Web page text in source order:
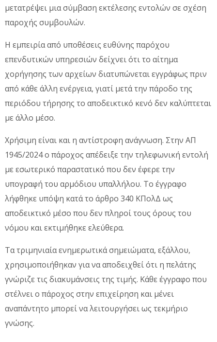
μετατρέψει μια σύμβαση εκτέλεσης εντολών σε σχέση
παροχής συμβουλών.
Η εμπειρία από υποθέσεις ευθύνης παρόχου
επενδυτικών υπηρεσιών δείχνει ότι το αίτημα
χορήγησης των αρχείων διατυπώνεται εγγράφως πριν
από κάθε άλλη ενέργεια, γιατί μετά την πάροδο της
περιόδου τήρησης το αποδεικτικό κενό δεν καλύπτεται
με άλλο μέσο.
Χρήσιμη είναι και η αντίστροφη ανάγνωση. Στην ΑΠ
1945/2024 ο πάροχος απέδειξε την τηλεφωνική εντολή
με εσωτερικό παραστατικό που δεν έφερε την
υπογραφή του αρμόδιου υπαλλήλου. Το έγγραφο
λήφθηκε υπόψη κατά το άρθρο 340 ΚΠολΔ ως
αποδεικτικό μέσο που δεν πληροί τους όρους του
νόμου και εκτιμήθηκε ελεύθερα.
Τα τριμηνιαία ενημερωτικά σημειώματα, εξάλλου,
χρησιμοποιήθηκαν για να αποδειχθεί ότι η πελάτης
γνώριζε τις διακυμάνσεις της τιμής. Κάθε έγγραφο που
στέλνει ο πάροχος στην επιχείρηση και μένει
αναπάντητο μπορεί να λειτουργήσει ως τεκμήριο
γνώσης.